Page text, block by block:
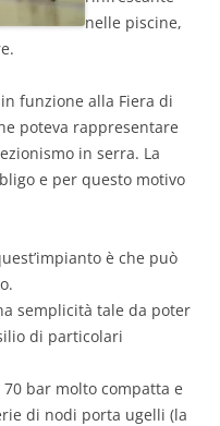
nelle piscine,
funzione alla Fiera di
poteva rappresentare
in serra. La
e per questo motivo
è che può
semplicità tale da poter
di particolari
bar molto compatta e
di nodi porta ugelli (la